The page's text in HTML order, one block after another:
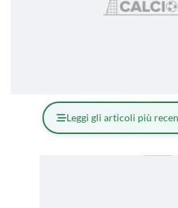
Leggi gli articoli più